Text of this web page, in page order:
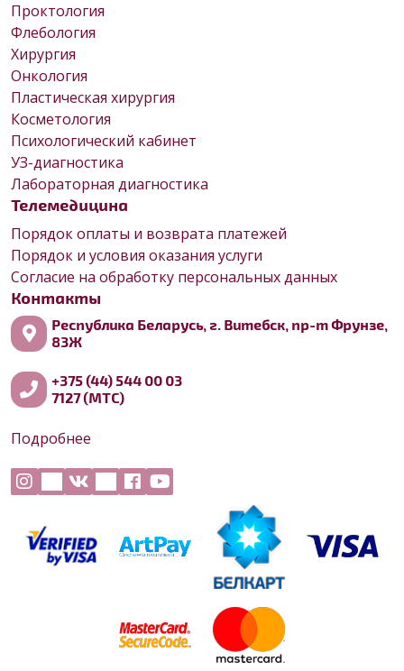
Проктология
Флебология
Хирургия
Онкология
Пластическая хирургия
Косметология
Психологический кабинет
УЗ-диагностика
Лабораторная диагностика
Телемедицина
Порядок оплаты и возврата платежей
Порядок и условия оказания услуги
Согласие на обработку персональных данных
Контакты
Республика Беларусь, г. Витебск, пр-т Фрунзе,
83Ж
+375 (44) 544 00 03
7127 (МТС)
Подробнее